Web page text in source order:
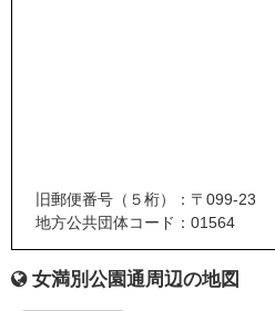
旧郵便番号（５桁）：〒099-23
地方公共団体コード：01564
女満別公園通周辺の地図